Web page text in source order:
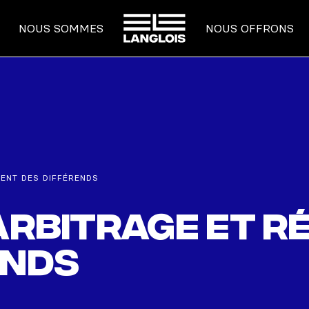
NOUS SOMMES
ACCUEIL
NOUS OFFRONS
DES DIFFÉRENDS
et